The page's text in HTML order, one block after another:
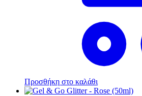
Προσθήκη στο καλάθι